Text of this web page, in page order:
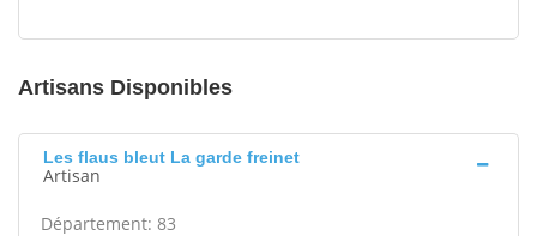
Artisans Disponibles
Les flaus bleut La garde freinet
Artisan
Département: 83